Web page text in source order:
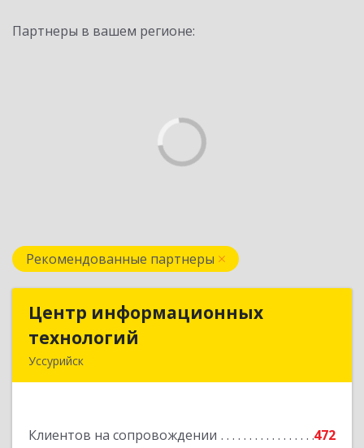
Партнеры в вашем регионе:
Рекомендованные партнеры
Центр информационных
технологий
Уссурийск
Клиентов на сопровождении
472
Центр информационных
Подробнее